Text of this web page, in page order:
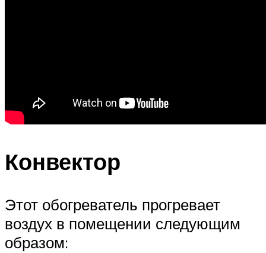
Конвектор
Этот обогреватель прогревает
воздух в помещении следующим
образом: